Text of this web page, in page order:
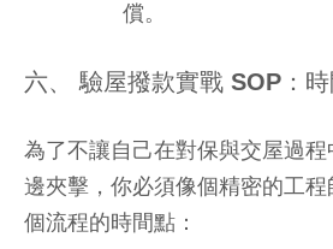
償。
六、 驗屋撥款實戰 SOP：
為了不讓自己在對保與交屋過
邊夾擊，你必須像個精密的工
個流程的時間點：